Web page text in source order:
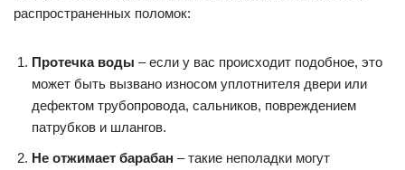
распространенных поломок:
Протечка воды – если у вас происходит подобное, это
может быть вызвано износом уплотнителя двери или
дефектом трубопровода, сальников, повреждением
патрубков и шлангов.
Не отжимает барабан – такие неполадки могут